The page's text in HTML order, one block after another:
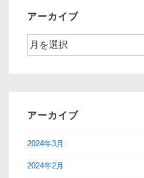
ョ
アーカイブ
ア
アーカイブ
2024年3月
2024年2月